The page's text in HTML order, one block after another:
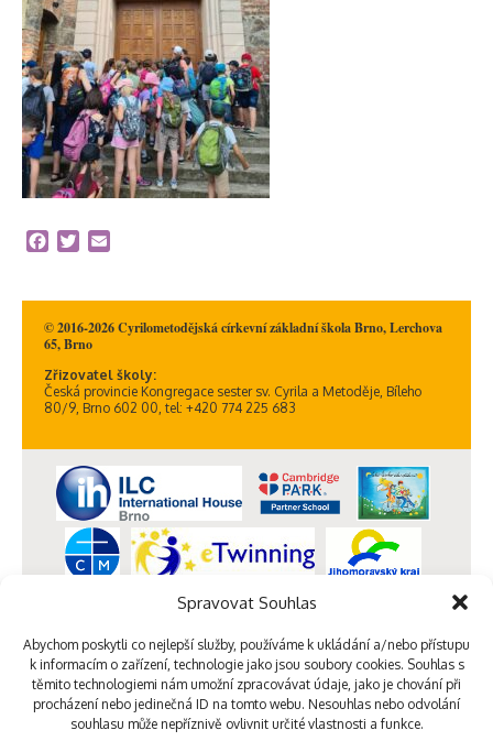
Spravovat Souhlas
Abychom poskytli co nejlepší služby, používáme k ukládání a/nebo přístupu
k informacím o zařízení, technologie jako jsou soubory cookies. Souhlas s
těmito technologiemi nám umožní zpracovávat údaje, jako je chování při
procházení nebo jedinečná ID na tomto webu. Nesouhlas nebo odvolání
souhlasu může nepříznivě ovlivnit určité vlastnosti a funkce.
Facebook
Twitter
© 2016-2026 Cyrilometodějská církevní základní škola Brno, Lerchova
65, Brno
Zřizovatel školy:
Česká provincie Kongregace sester sv. Cyrila a Metoděje, Bíleho
80/9, Brno 602 00, tel: +420 774 225 683